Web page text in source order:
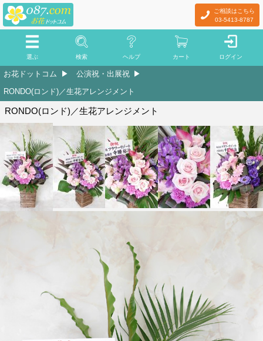
ご相談はこちら
03-5413-8787
選ぶ 検索 ヘルプ カート ログイン
お花ドットコム
公演祝・出展祝
RONDO(ロンド)／生花アレンジメント
RONDO(ロンド)／生花アレンジメント